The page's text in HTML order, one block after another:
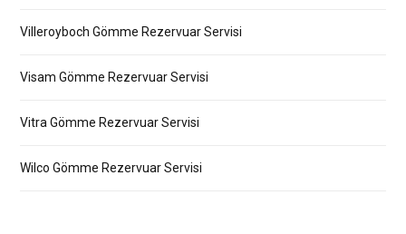
Villeroyboch Gömme Rezervuar Servisi
Visam Gömme Rezervuar Servisi
Vitra Gömme Rezervuar Servisi
Wilco Gömme Rezervuar Servisi